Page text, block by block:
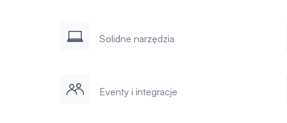
Solidne narzędzia
Eventy i integracje